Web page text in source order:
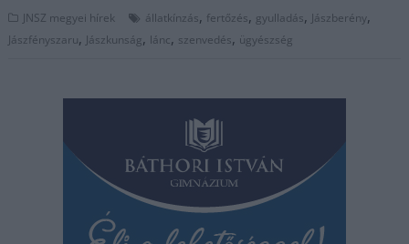
JNSZ megyei hírek állatkínzás, fertőzés, gyulladás, Jászberény,
Jászfényszaru, Jászkunság, lánc, szenvedés, ügyészség